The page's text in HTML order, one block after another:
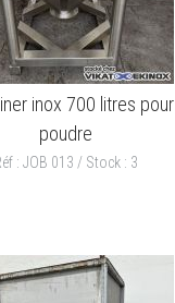
inox 700 litres pour
poudre
: JOB 013 / Stock : 3